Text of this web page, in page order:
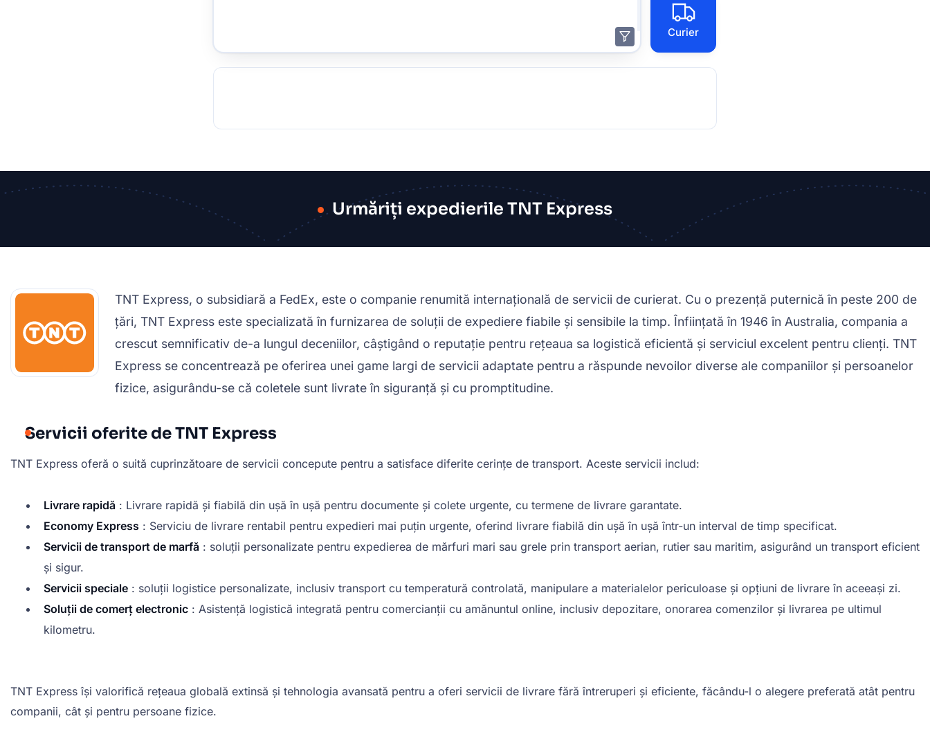
Curier
Urmăriți expedierile TNT Express
TNT Express, o subsidiară a FedEx, este o companie renumită internațională de servicii de curierat. Cu o prezență puternică în peste 200 de
țări, TNT Express este specializată în furnizarea de soluții de expediere fiabile și sensibile la timp. Înființată în 1946 în Australia, compania a
crescut semnificativ de-a lungul deceniilor, câștigând o reputație pentru rețeaua sa logistică eficientă și serviciul excelent pentru clienți. TNT
Express se concentrează pe oferirea unei game largi de servicii adaptate pentru a răspunde nevoilor diverse ale companiilor și persoanelor
fizice, asigurându-se că coletele sunt livrate în siguranță și cu promptitudine.
Servicii oferite de TNT Express
TNT Express oferă o suită cuprinzătoare de servicii concepute pentru a satisface diferite cerințe de transport. Aceste servicii includ:
Livrare rapidă : Livrare rapidă și fiabilă din ușă în ușă pentru documente și colete urgente, cu termene de livrare garantate.
Economy Express : Serviciu de livrare rentabil pentru expedieri mai puțin urgente, oferind livrare fiabilă din ușă în ușă într-un interval de timp specificat.
Servicii de transport de marfă : soluții personalizate pentru expedierea de mărfuri mari sau grele prin transport aerian, rutier sau maritim, asigurând un transport eficient
și sigur.
Servicii speciale : soluții logistice personalizate, inclusiv transport cu temperatură controlată, manipulare a materialelor periculoase și opțiuni de livrare în aceeași zi.
Soluții de comerț electronic : Asistență logistică integrată pentru comercianții cu amănuntul online, inclusiv depozitare, onorarea comenzilor și livrarea pe ultimul
kilometru.
TNT Express își valorifică rețeaua globală extinsă și tehnologia avansată pentru a oferi servicii de livrare fără întreruperi și eficiente, făcându-l o alegere preferată atât pentru
companii, cât și pentru persoane fizice.